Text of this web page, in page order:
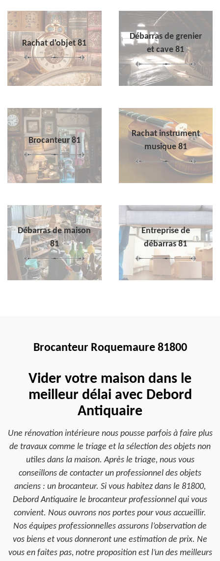
Rachat d'objet 81
Débarras de grenier
et cave 81
Brocanteur 81
Rachat instrument
musique 81
Débarras de maison
81
Entreprise de
débarras 81
Brocanteur Roquemaure 81800
Vider votre maison dans le
meilleur délai avec Debord
Antiquaire
Une rénovation intérieure nous pousse parfois à faire plus
de travaux comme le triage et la sélection des objets non
utiles dans la maison. Après le triage, nous vous
conseillons de contacter un professionnel des objets
anciens : un brocanteur. Si vous habitez dans le 81800,
Debord Antiquaire le brocanteur professionnel qui vous
convient. Nous ouvrons nos portes pour vous accueillir.
Nos équipes professionnelles assurons l’observation de
vos biens et vous donneront une estimation de prix. Ne
vous en faites pas, notre proposition est l’un des meilleurs